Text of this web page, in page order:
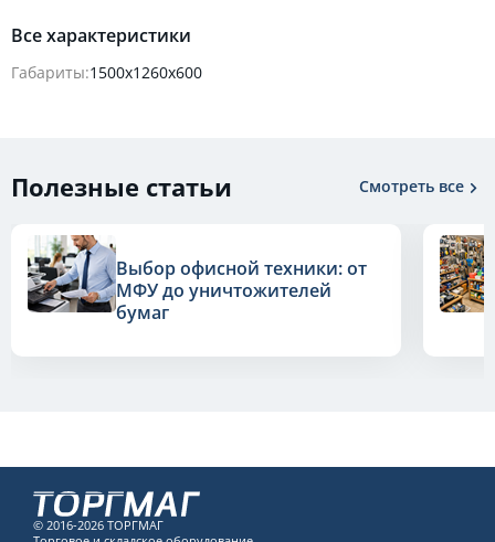
Все характеристики
Габариты:1500х1260х600
Полезные статьи Смотреть все
Выбор офисной техники: от
МФУ до уничтожителей
бумаг
© 2016-2026 ТОРГМАГ